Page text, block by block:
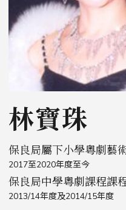
林寶珠
保良局屬下小學粵劇藝
2017至2020年度至今
保良局中學粵劇課程課
2013/14年度及2014/15年度